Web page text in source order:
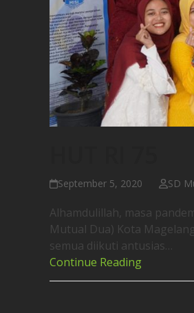
September 5, 2020 SD
Alhamdulillah, masa
Mutual Dua) Kota
semua diikuti antusias…
Continue Reading